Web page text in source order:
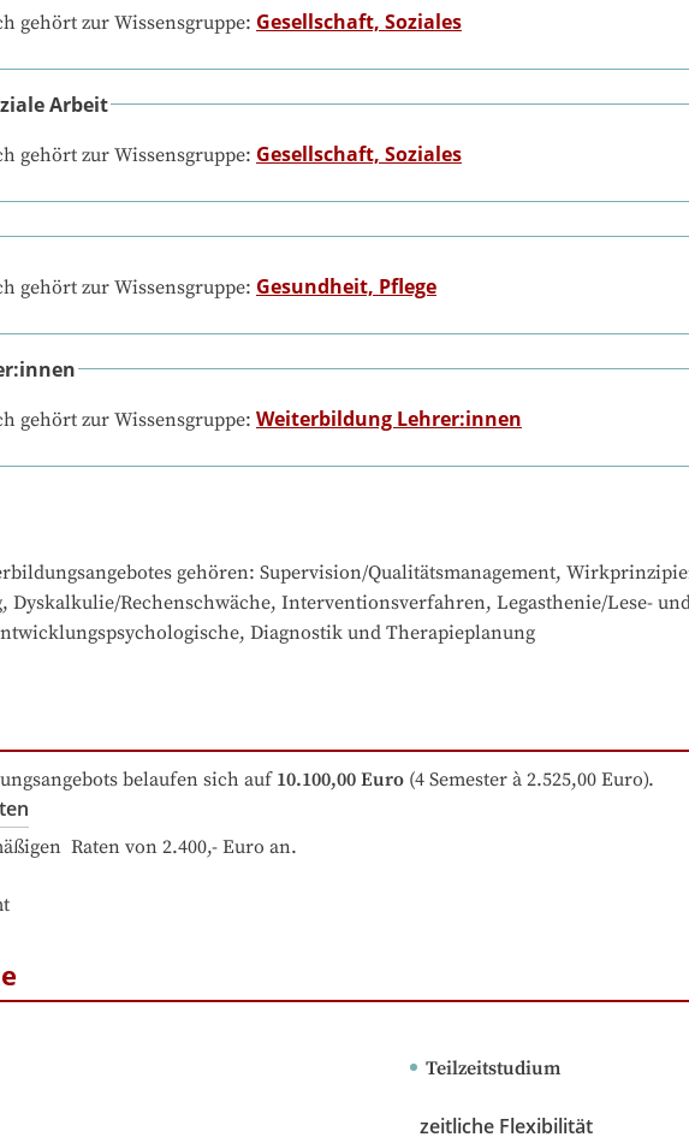
gehört zur Wissensgruppe: Gesellschaft, Soziales
Arbeit
gehört zur Wissensgruppe: Gesellschaft, Soziales
gehört zur Wissensgruppe: Gesundheit, Pflege
gehört zur Wissensgruppe: Weiterbildung Lehrer:innen
gehören: Supervision/Qualitätsmanagement,
Dyskalkulie/Rechenschwäche, Interventionsverfahren, Legasthenie/Lese-
Diagnostik und Therapieplanung
belaufen sich auf 10.100,00 Euro (4 Semester à 2.525,00 Euro).
Raten von 2.400,- Euro an.
Teilzeitstudium
zeitliche Flexibilität